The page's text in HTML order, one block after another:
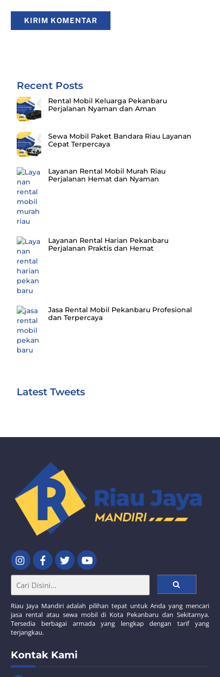
Recent Posts
Rental Mobil Keluarga Pekanbaru
Perjalanan Nyaman dan Aman
Sewa Mobil Paket Bandara Riau Layanan
Cepat Terpercaya
Layanan Rental Mobil Murah Riau
Perjalanan Hemat dan Nyaman
Layanan Rental Harian Pekanbaru
Perjalanan Praktis dan Hemat
Jasa Rental Mobil Pekanbaru Profesional
dan Terpercaya
Latest Tweets
Riau Jaya Mandiri adalah pilihan tepat untuk Anda yang mencari
jasa rental atau sewa mobil di Kota Pekanbaru dan Sekitarnya.
Tersedia berbagai armada yang lengkap dengan tarif yang
terjangkau.
Kontak Kami